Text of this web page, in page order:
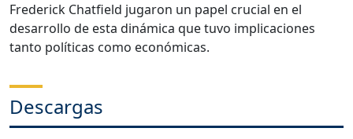
Frederick Chatfield jugaron un papel crucial en el
desarrollo de esta dinámica que tuvo implicaciones
tanto políticas como económicas.
Descargas